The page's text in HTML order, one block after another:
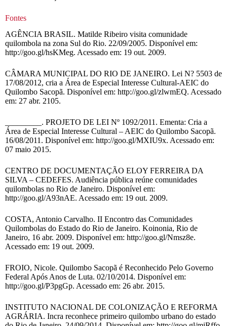
Fontes
AGÊNCIA BRASIL. Matilde Ribeiro visita comunidade
quilombola na zona Sul do Rio. 22/09/2005. Disponível em:
http://goo.gl/hsKMeg. Acessado em: 19 out. 2009.
CÂMARA MUNICIPAL DO RIO DE JANEIRO. Lei N? 5503 de
17/08/2012, cria a Área de Especial Interesse Cultural-AEIC do
Quilombo Sacopã. Disponível em: http://goo.gl/zlwmEQ. Acessado
em: 27 abr. 2105.
_________. PROJETO DE LEI Nº 1092/2011. Ementa: Cria a
Área de Especial Interesse Cultural – AEIC do Quilombo Sacopã.
16/08/2011. Disponível em: http://goo.gl/MXIU9x. Acessado em:
07 maio 2015.
CENTRO DE DOCUMENTAÇÃO ELOY FERREIRA DA
SILVA – CEDEFES. Audiência pública reúne comunidades
quilombolas no Rio de Janeiro. Disponível em:
http://goo.gl/A93nAE. Acessado em: 19 out. 2009.
COSTA, Antonio Carvalho. II Encontro das Comunidades
Quilombolas do Estado do Rio de Janeiro. Koinonia, Rio de
Janeiro, 16 abr. 2009. Disponível em: http://goo.gl/Nmsz8e.
Acessado em: 19 out. 2009.
FROIO, Nicole. Quilombo Sacopã é Reconhecido Pelo Governo
Federal Após Anos de Luta. 02/10/2014. Disponível em:
http://goo.gl/P3pgGp. Acessado em: 26 abr. 2015.
INSTITUTO NACIONAL DE COLONIZAÇÃO E REFORMA
AGRÁRIA. Incra reconhece primeiro quilombo urbano do estado